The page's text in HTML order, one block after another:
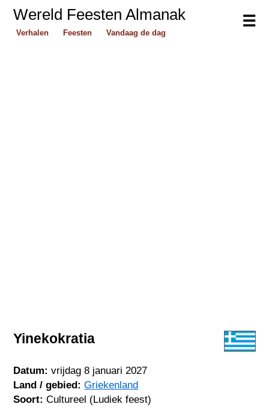
☰
Wereld Feesten Almanak
Verhalen Feesten Vandaag de dag
Yinekokratia
Datum: vrijdag 8 januari 2027
Land / gebied: Griekenland
Soort: Cultureel (Ludiek feest)